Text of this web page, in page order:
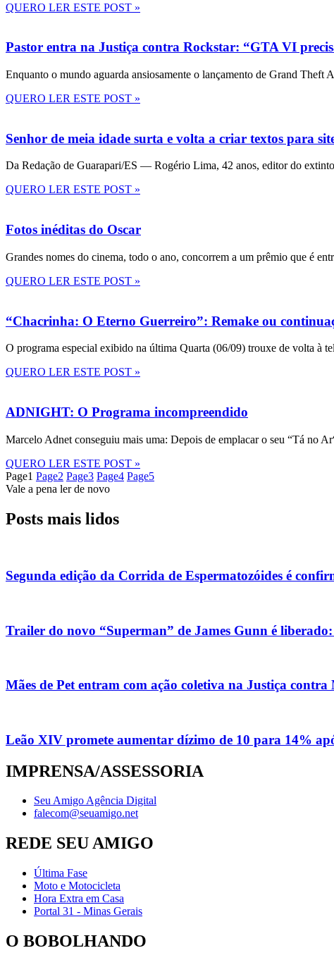
QUERO LER ESTE POST »
Pastor entra na Justiça contra Rockstar: “GTA VI
Enquanto o mundo aguarda ansiosamente o lançamento de Grand
QUERO LER ESTE POST »
Senhor de meia idade surta e volta a criar textos para
Da Redação de Guarapari/ES — Rogério Lima, 42 anos, editor do
QUERO LER ESTE POST »
Fotos inéditas do Oscar
Grandes nomes do cinema, todo o ano, concorrem a um prêmio que é
QUERO LER ESTE POST »
“Chacrinha: O Eterno Guerreiro”: Remake ou
O programa especial exibido na última Quarta (06/09) trouxe de volta à
QUERO LER ESTE POST »
ADNIGHT: O Programa incompreendido
Marcelo Adnet conseguiu mais uma: Depois de emplacar o seu “Tá no
QUERO LER ESTE POST »
Page1 Page2 Page3 Page4 Page5
Vale a pena ler de novo
Posts mais lidos
Segunda edição da Corrida de Espermatozóides é
Trailer do novo “Superman” de James Gunn é
Mães de Pet entram com ação coletiva na Justiça
Leão XIV promete aumentar dízimo de 10 para 14%
IMPRENSA/ASSESSORIA
Seu Amigo Agência Digital
falecom@seuamigo.net
REDE SEU AMIGO
Última Fase
Moto e Motocicleta
Hora Extra em Casa
Portal 31 - Minas Gerais
O BOBOLHANDO